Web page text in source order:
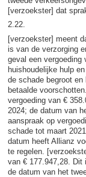
[verzoekster] dat
2.22.
[verzoekster] meent
is van de verzorging
geval een vergoeding
huishoudelijke hulp
de schade begroot
betaalde
vergoeding van €
2024; de datum van
aanspraak op
schade tot maart
datum heeft Allianz
te regelen.
van € 177.947,28. Dit
de datum van het